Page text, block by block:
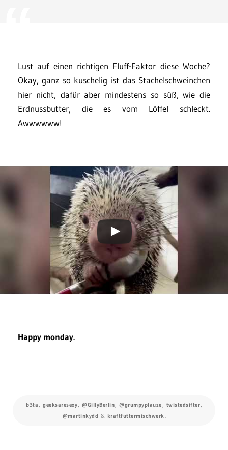
Lust auf einen richtigen Fluff-Faktor diese Woche?
Okay, ganz so kuschelig ist das Stachelschweinchen
hier nicht, dafür aber mindestens so süß, wie die
Erdnussbutter, die es vom Löffel schleckt.
Awwwwww!
Happy monday.
b3ta , geeksaresexy, @GillyBerlin, @grumpyplauze , twistedsifter,
@martinkydd & kraftfuttermischwerk.